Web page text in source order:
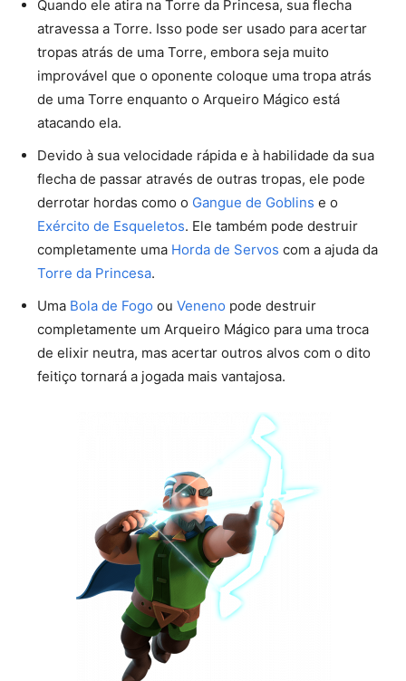
Quando ele atira na Torre da Princesa, sua flecha
atravessa a Torre. Isso pode ser usado para acertar
tropas atrás de uma Torre, embora seja muito
improvável que o oponente coloque uma tropa atrás
de uma Torre enquanto o Arqueiro Mágico está
atacando ela.
Devido à sua velocidade rápida e à habilidade da sua
flecha de passar através de outras tropas, ele pode
derrotar hordas como o Gangue de Goblins e o
Exército de Esqueletos. Ele também pode destruir
completamente uma Horda de Servos com a ajuda da
Torre da Princesa.
Uma Bola de Fogo ou Veneno pode destruir
completamente um Arqueiro Mágico para uma troca
de elixir neutra, mas acertar outros alvos com o dito
feitiço tornará a jogada mais vantajosa.